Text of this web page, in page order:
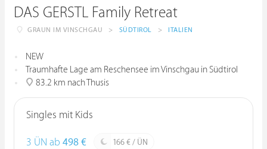
DAS GERSTL Family Retreat
GRAUN IM VINSCHGAU > SÜDTIROL > ITALIEN
NEW
Traumhafte Lage am Reschensee im Vinschgau in Südtirol
83.2 km nach Thusis
Singles mit Kids
3 ÜN ab 498 € 166 € / ÜN